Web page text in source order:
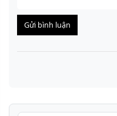
Gửi bình luận